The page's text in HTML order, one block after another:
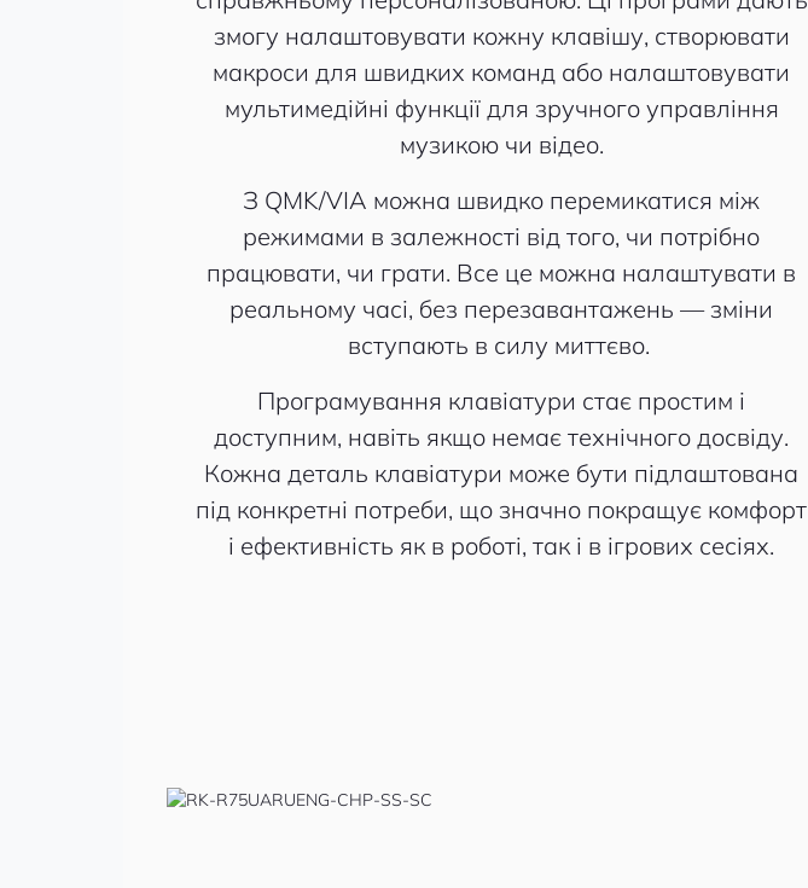
змогу налаштовувати кожну клавішу, створювати
макроси для швидких команд або налаштовувати
мультимедійні функції для зручного управління
музикою чи відео.
З QMK/VIA можна швидко перемикатися між
режимами в залежності від того, чи потрібно
працювати, чи грати. Все це можна налаштувати в
реальному часі, без перезавантажень — зміни
вступають в силу миттєво.
Програмування клавіатури стає простим і
доступним, навіть якщо немає технічного досвіду.
Кожна деталь клавіатури може бути підлаштована
під конкретні потреби, що значно покращує комфорт
і ефективність як в роботі, так і в ігрових сесіях.